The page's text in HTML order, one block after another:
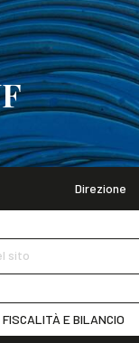
Direzione
sito
FISCALITÀ E BILANCIO